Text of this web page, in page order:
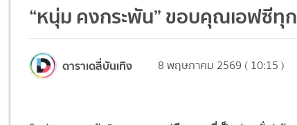
“หนุ่ม คงกระพัน” ขอบคุณเอฟซี
ดาราเดลี่บันเทิง 8 พฤษภาคม 2569 ( 10:15 )